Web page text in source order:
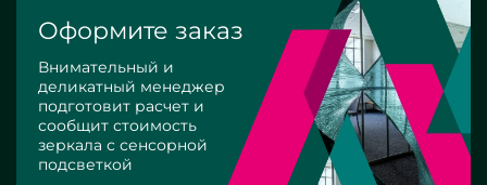
Оформите заказ
Внимательный и
деликатный менеджер
подготовит расчет и
сообщит стоимость
зеркала с сенсорной
подсветкой